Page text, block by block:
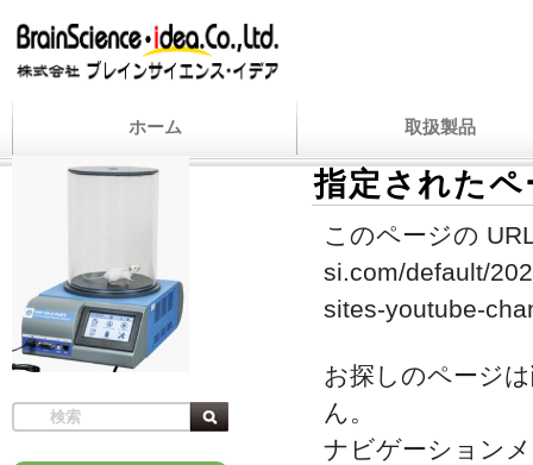
ホーム 取扱製品
指定された
このページの
si.com/default/
sites-youtube-
お探しのページ
ん。
ナビゲーション